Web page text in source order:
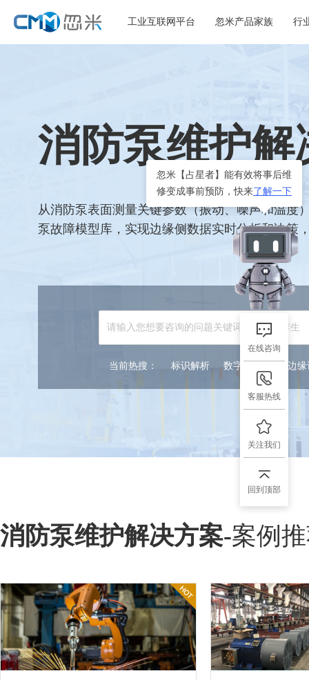
工业互联网平台 忽米产品家族 行
消防泵维护解
从消防泵表面测量关键参数（振动、噪声和温度
泵故障模型库，实现边缘侧数据实时分析和决策
当前热搜： 标识解析 数字孪生 5G边
消防泵维护解决方案-案例
忽米【占星者】能有效将事后维
修变成事前预防，快来了解一下
在线咨询
客服热线
关注我们
回到顶部